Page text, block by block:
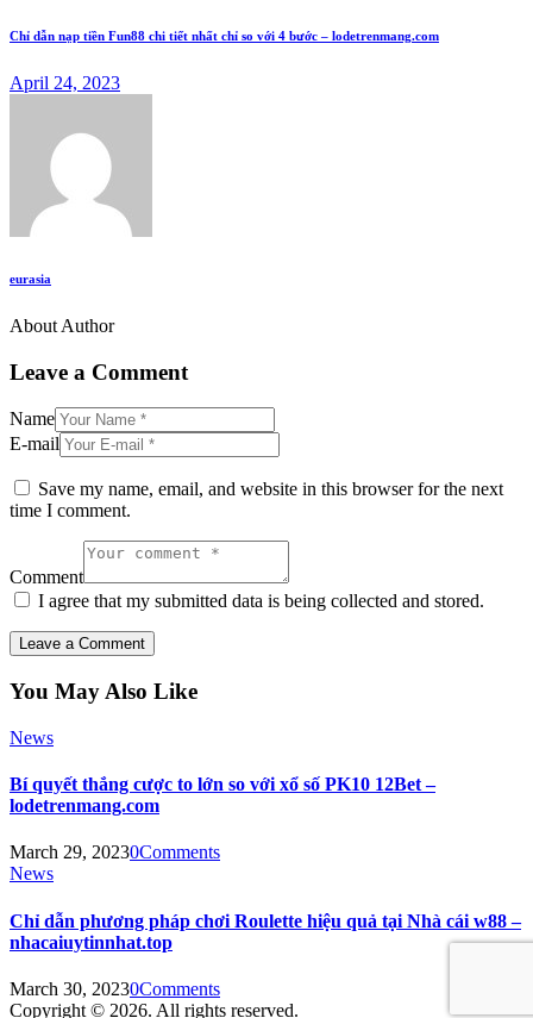
Chỉ dẫn nạp tiền Fun88 chi tiết nhất chỉ so với 4 bước – lodetrenmang.com
April 24, 2023
eurasia
About Author
Leave a Comment
Name
E-mail
Save my name, email, and website in this browser for the next
time I comment.
Comment
I agree that my submitted data is being collected and stored.
You May Also Like
News
Bí quyết thắng cược to lớn so với xổ số PK10 12Bet –
lodetrenmang.com
March 29, 20230Comments
News
Chỉ dẫn phương pháp chơi Roulette hiệu quả tại Nhà cái w88 –
nhacaiuytinnhat.top
March 30, 20230Comments
Copyright © 2026. All rights reserved.